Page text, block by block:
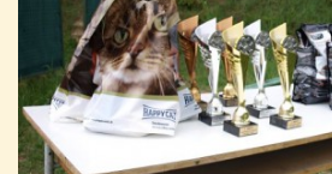
PŘÍSPĚVKY A POPLATKY
KONTAKTY KK